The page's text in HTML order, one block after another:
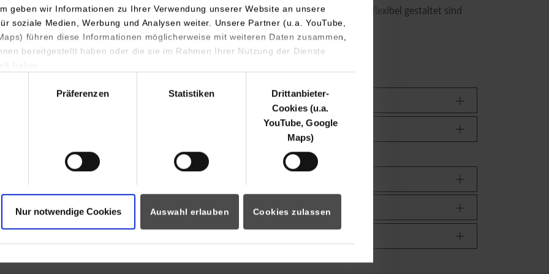
geben wir Informationen zu Ihrer Verwendung unserer Website an unsere
soziale Medien, Werbung und Analysen weiter. Unsere Partner (u.a. YouTube,
führen diese Informationen möglicherweise mit weiteren Daten zusammen,
bereitgestellt haben oder die sie im Rahmen Ihrer Nutzung der Dienste
Präferenzen Statistiken
Drittanbieter-
Cookies (u.a.
YouTube, Google
Maps)
Nur notwendige Cookies Auswahl erlauben Cookies zulassen
bietet berufsintegrierte, weiterbildende Masterstudiengänge an, die praxisnah und flexibel gestaltet sind
Studierenden ermöglichen, Studium und Beruf optimal zu verbinden.
Bachelor zum Master an der DHBW